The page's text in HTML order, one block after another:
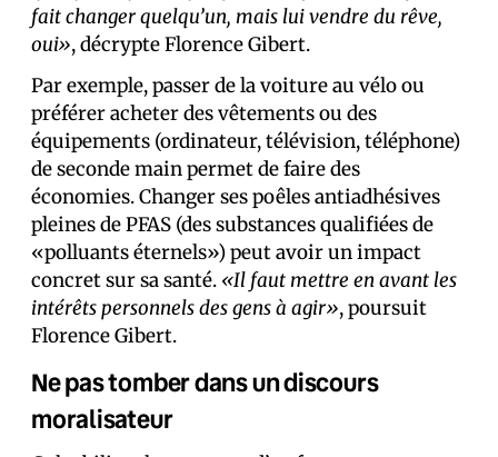
fait changer quelqu’un, mais lui vendre du rêve,
oui», décrypte Florence Gibert.
Par exemple, passer de la voiture au vélo ou
préférer acheter des vêtements ou des
équipements (ordinateur, télévision, téléphone)
de seconde main permet de faire des
économies. Changer ses poêles antiadhésives
pleines de PFAS (des substances qualifiées de
«polluants éternels») peut avoir un impact
concret sur sa santé. «Il faut mettre en avant les
intérêts personnels des gens à agir», poursuit
Florence Gibert.
Ne pas tomber dans un discours
moralisateur